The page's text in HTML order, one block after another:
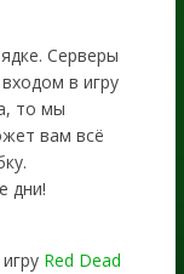
Серверы
в игру
то мы
вам всё
дни!
Red Dead